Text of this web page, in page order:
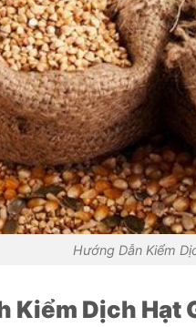
Hướng Dẫn Kiểm
Kiểm Dịch Hạt